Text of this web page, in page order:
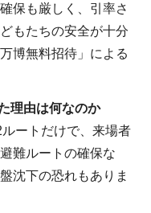
保も厳しく、引率さ
もたちの安全が十分
博無料招待」による
理由は何なのか
ートだけで、来場者
難ルートの確保な
沈下の恐れもありま